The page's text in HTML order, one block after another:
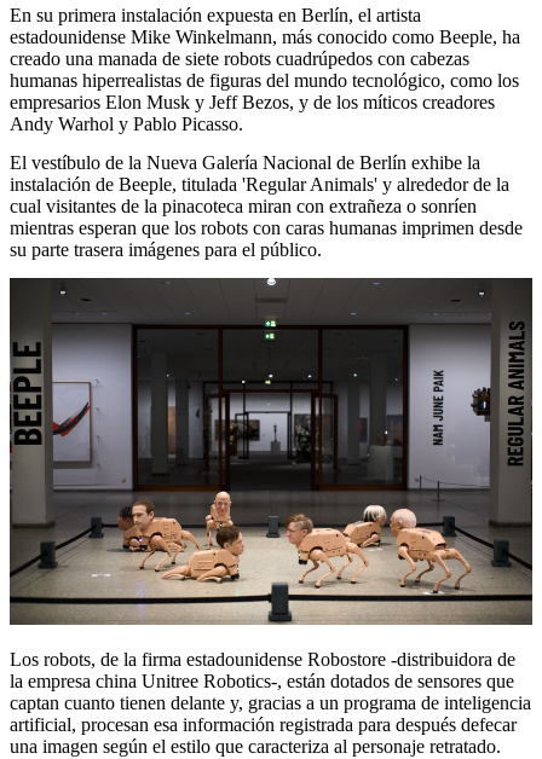
En su primera instalación expuesta en Berlín, el artista
estadounidense Mike Winkelmann, más conocido como Beeple, ha
creado una manada de siete robots cuadrúpedos con cabezas
humanas hiperrealistas de figuras del mundo tecnológico, como los
empresarios Elon Musk y Jeff Bezos, y de los míticos creadores
Andy Warhol y Pablo Picasso.
El vestíbulo de la Nueva Galería Nacional de Berlín exhibe la
instalación de Beeple, titulada 'Regular Animals' y alrededor de la
cual visitantes de la pinacoteca miran con extrañeza o sonríen
mientras esperan que los robots con caras humanas imprimen desde
su parte trasera imágenes para el público.
Los robots, de la firma estadounidense Robostore -distribuidora de
la empresa china Unitree Robotics-, están dotados de sensores que
captan cuanto tienen delante y, gracias a un programa de inteligencia
artificial, procesan esa información registrada para después defecar
una imagen según el estilo que caracteriza al personaje retratado.